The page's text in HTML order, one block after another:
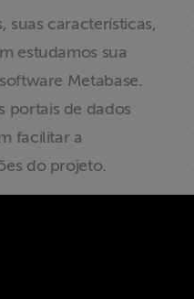
suas características,
estudamos sua
Metabase.
portais de dados
facilitar a
do projeto.